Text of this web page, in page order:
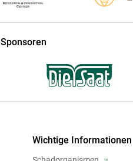
Sponsoren
Wichtige Informationen